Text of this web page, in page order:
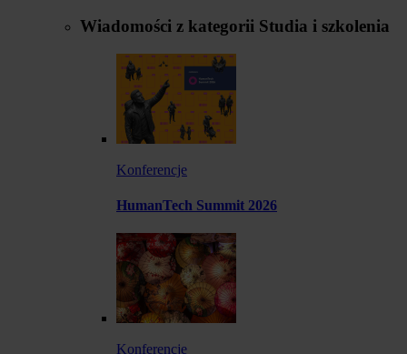
Wiadomości z kategorii Studia i szkolenia
Konferencje
HumanTech Summit 2026
Konferencje